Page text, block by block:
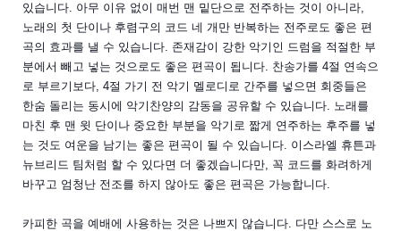
있습니다. 아무 이유 없이 매번 맨 밑단으로 전주하는 것이 아니라,
노래의 첫 단이나 후렴구의 코드 네 개만 반복하는 전주로도 좋은 편
곡의 효과를 낼 수 있습니다. 존재감이 강한 악기인 드럼을 적절한 부
분에서 빼고 넣는 것으로도 좋은 편곡이 됩니다. 찬송가를 4절 연속으
로 부르기보다, 4절 가기 전 악기 멜로디로 간주를 넣으면 회중들은
한숨 돌리는 동시에 악기찬양의 감동을 공유할 수 있습니다. 노래를
마친 후 맨 윗 단이나 중요한 부분을 악기로 짧게 연주하는 후주를 넣
는 것도 여운을 남기는 좋은 편곡이 될 수 있습니다. 이스라엘 휴튼과
뉴브리드 팀처럼 할 수 있다면 더 좋겠습니다만, 꼭 코드를 화려하게
바꾸고 엄청난 전조를 하지 않아도 좋은 편곡은 가능합니다.
카피한 곡을 예배에 사용하는 것은 나쁘지 않습니다. 다만 스스로 노